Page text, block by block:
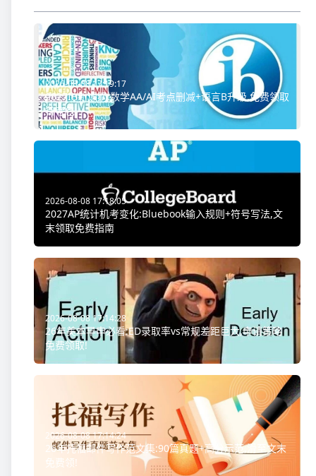
2026-08-08 17:19:17
2027IB新课纲:数学AA/AI考点删减+语言B升级,免费领取
备考包
2026-08-08 17:18:05
2027AP统计机考变化:Bluebook输入规则+符号写法,文
末领取免费指南
2026-08-08 17:14:28
26年美本早申必看:ED录取率vs常规差距巨大,申请策略
免费领取!
2026-08-08 17:14:24
26年托福邮件写作范文集:90篇真题+高分示范,滑至文末
免费领!